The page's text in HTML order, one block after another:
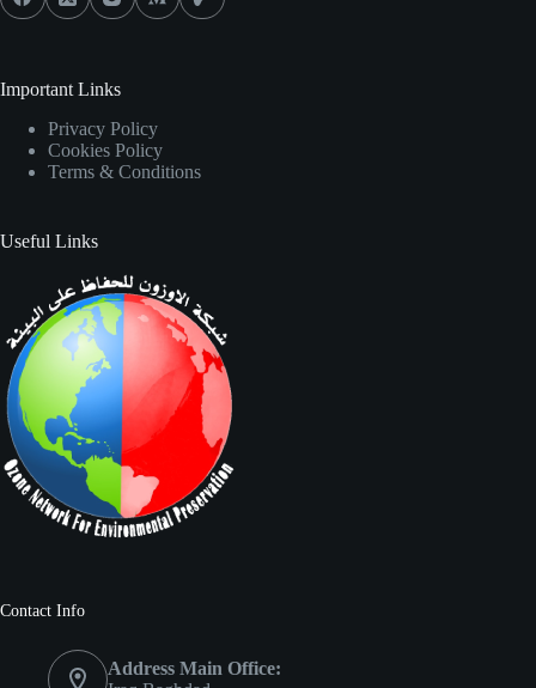
Important Links
Privacy Policy
Cookies Policy
Terms & Conditions
Useful Links
Contact Info
Address Main Office: